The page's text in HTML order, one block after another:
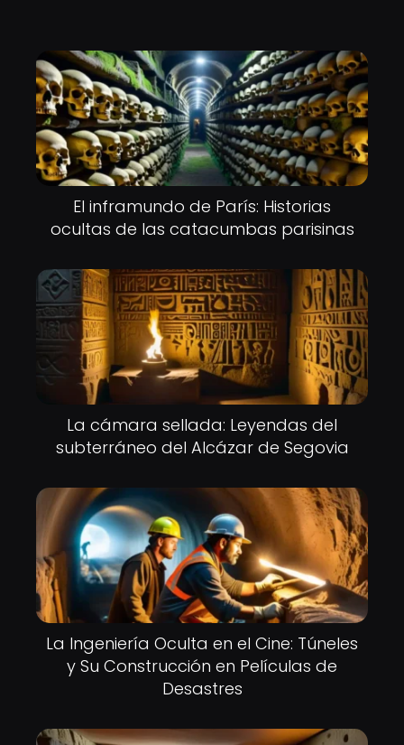
El inframundo de París: Historias
ocultas de las catacumbas parisinas
La cámara sellada: Leyendas del
subterráneo del Alcázar de Segovia
La Ingeniería Oculta en el Cine: Túneles
y Su Construcción en Películas de
Desastres